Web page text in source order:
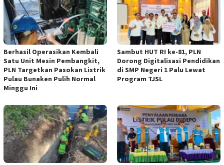
Berhasil Operasikan Kembali
Satu Unit Mesin Pembangkit,
PLN Targetkan Pasokan Listrik
Pulau Bunaken Pulih Normal
Minggu Ini
Sambut HUT RI ke-81, PLN
Dorong Digitalisasi Pendidikan
di SMP Negeri 1 Palu Lewat
Program TJSL